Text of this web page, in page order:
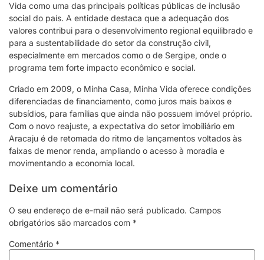
Vida como uma das principais políticas públicas de inclusão
social do país. A entidade destaca que a adequação dos
valores contribui para o desenvolvimento regional equilibrado e
para a sustentabilidade do setor da construção civil,
especialmente em mercados como o de Sergipe, onde o
programa tem forte impacto econômico e social.
Criado em 2009, o Minha Casa, Minha Vida oferece condições
diferenciadas de financiamento, como juros mais baixos e
subsídios, para famílias que ainda não possuem imóvel próprio.
Com o novo reajuste, a expectativa do setor imobiliário em
Aracaju é de retomada do ritmo de lançamentos voltados às
faixas de menor renda, ampliando o acesso à moradia e
movimentando a economia local.
Deixe um comentário
O seu endereço de e-mail não será publicado. Campos
obrigatórios são marcados com *
Comentário *